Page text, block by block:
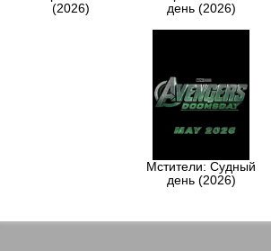
(2026)
день (2026)
Мстители: Судный
день (2026)